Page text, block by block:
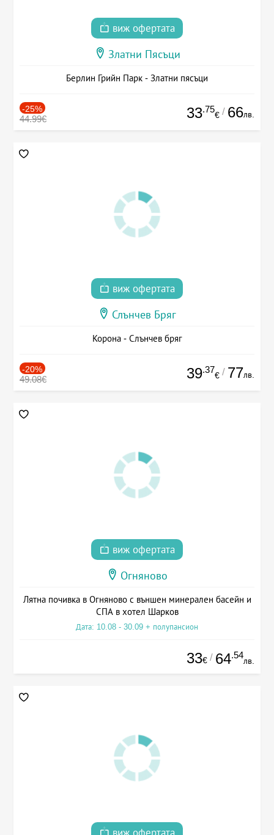
виж офертата
Златни Пясъци
Берлин Грийн Парк - Златни пясъци
-25%
44.99€ 33.75
€ / 66лв.
виж офертата
Слънчев Бряг
Корона - Слънчев бряг
-20%
49.08€ 39.37
€ / 77лв.
виж офертата
Огняново
Лятна почивка в Огняново с външен минерален басейн и
СПА в хотел Шарков
Дата: 10.08 - 30.09 + полупансион
33€ / 64.54
лв.
виж офертата